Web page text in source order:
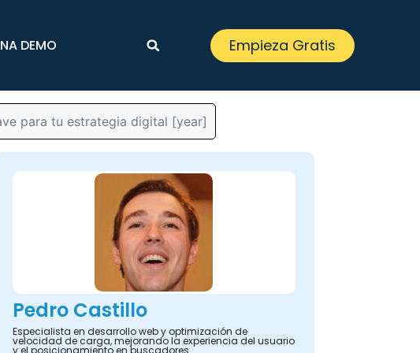
DEMO Empieza Gratis
para tu estrategia digital [year]
Pedro Castillo
Especialista en desarrollo web y optimización de
velocidad de carga, mejorando la experiencia del usuario
y el posicionamiento en buscadores.